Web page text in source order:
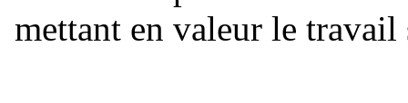
mettant en valeur le